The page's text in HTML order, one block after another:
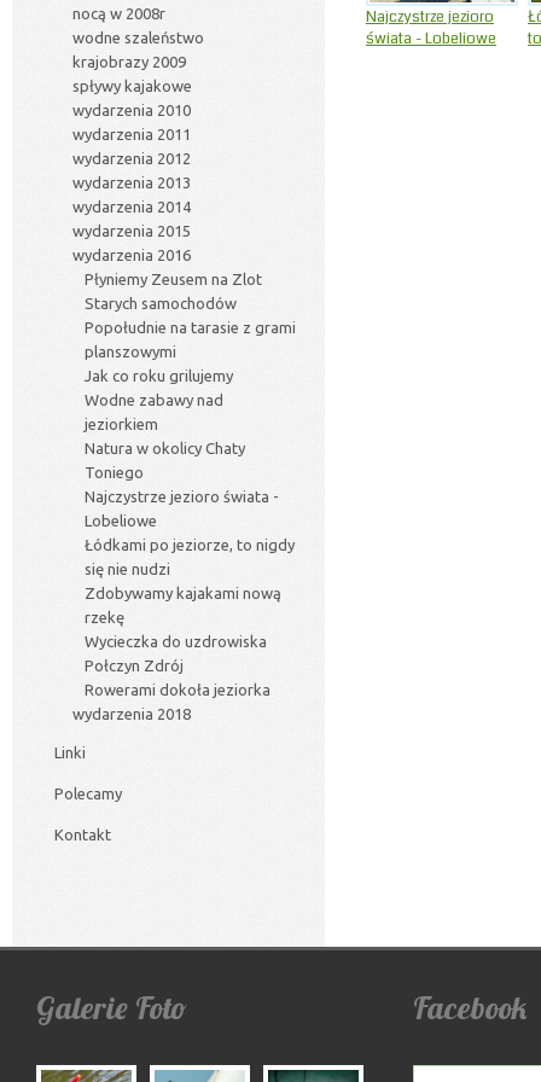
Najczystrze jezioro
świata - Lobeliowe
nocą w 2008r
wodne szaleństwo
krajobrazy 2009
spływy kajakowe
wydarzenia 2010
wydarzenia 2011
wydarzenia 2012
wydarzenia 2013
wydarzenia 2014
wydarzenia 2015
wydarzenia 2016
Płyniemy Zeusem na Zlot
Starych samochodów
Popołudnie na tarasie z grami
planszowymi
Jak co roku grilujemy
Wodne zabawy nad
jeziorkiem
Natura w okolicy Chaty
Toniego
Najczystrze jezioro świata -
Lobeliowe
Łódkami po jeziorze, to nigdy
się nie nudzi
Zdobywamy kajakami nową
rzekę
Wycieczka do uzdrowiska
Połczyn Zdrój
Rowerami dokoła jeziorka
wydarzenia 2018
Linki
Polecamy
Kontakt
Galerie Foto Facebook